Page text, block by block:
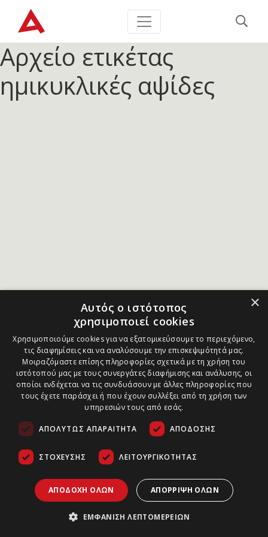
Αρχείο ετικέτας
ημικυκλικές αψίδες
×
Αυτός ο ιστότοπος
χρησιμοποιεί cookies
Χρησιμοποιούμε cookies για να εξατομικεύσουμε το περιεχόμενο,
τις διαφημίσεις και να αναλύσουμε την επισκεψιμότητά μας.
Μοιραζόμαστε επίσης πληροφορίες σχετικά με τη χρήση του
ιστότοπού μας με τους συνεργάτες διαφήμισης και ανάλυσης, οι
οποίοι ενδέχεται να τις συνδυάσουν με άλλες πληροφορίες που
τους έχετε παράσχει ή που έχουν συλλέξει από τη χρήση των
υπηρεσιών τους από εσάς.
ΑΠΟΛΎΤΩΣ ΑΠΑΡΑΊΤΗΤΑ ΑΠΌΔΟΣΗΣ
ΣΤΌΧΕΥΣΗΣ ΛΕΙΤΟΥΡΓΙΚΌΤΗΤΑΣ
ΑΠΟΔΟΧΉ ΌΛΩΝ ΑΠΌΡΡΙΨΗ ΌΛΩΝ
ΕΜΦΆΝΙΣΗ ΛΕΠΤΟΜΕΡΕΙΏΝ